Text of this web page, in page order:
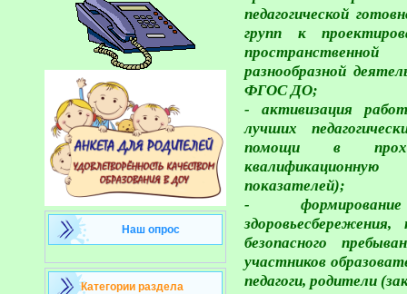
Наш опрос
Категории раздела
педагогической
групп к
разнообразной
ФГОС ДО;
- активизация
лучших
помощи в
показателей);
-
безопасного
участников
педагоги, родители